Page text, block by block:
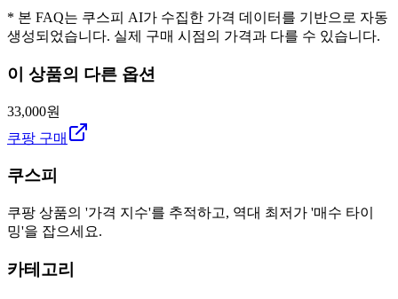
* 본 FAQ는 쿠스피 AI가 수집한 가격 데이터를 기반으로 자동
생성되었습니다. 실제 구매 시점의 가격과 다를 수 있습니다.
이 상품의 다른 옵션
33,000원
쿠팡 구매
쿠스피
쿠팡 상품의 '가격 지수'를 추적하고, 역대 최저가 '매수 타이
밍'을 잡으세요.
카테고리